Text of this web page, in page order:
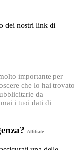
dei nostri link di
importante per
che lo hai trovato
da
mai i tuoi dati di
Affiliate